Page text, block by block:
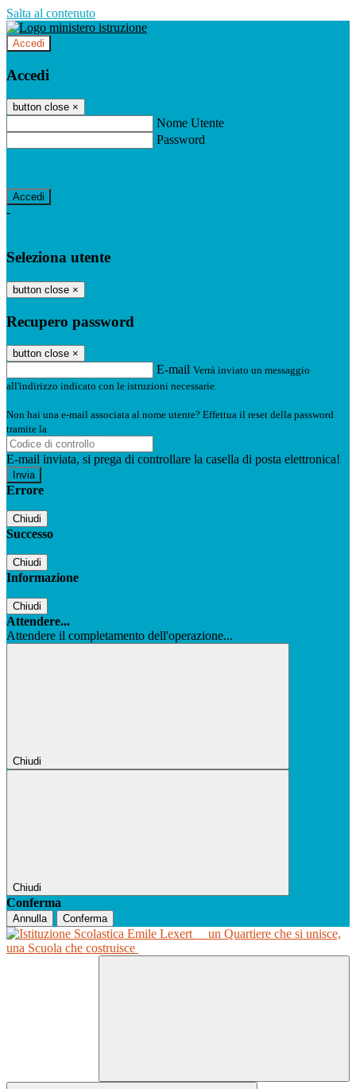
Salta al contenuto
Accedi
Accedi
button close ×
Nome Utente
Password
-
Seleziona utente
button close ×
Recupero password
button close ×
E-mail Verrà inviato un messaggio
all'indirizzo indicato con le istruzioni necessarie.
Non hai una e-mail associata al nome utente? Effettua il reset della password
tramite la
E-mail inviata, si prega di controllare la casella di posta elettronica!
Errore
Chiudi
Successo
Chiudi
Informazione
Chiudi
Attendere...
Attendere il completamento dell'operazione...
Chiudi
Chiudi
Conferma
Annulla Conferma
un Quartiere che si unisce,
una Scuola che costruisce